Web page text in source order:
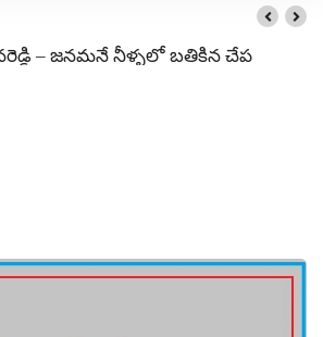
– జనమనే నీళ్ళలో బతికిన చేప